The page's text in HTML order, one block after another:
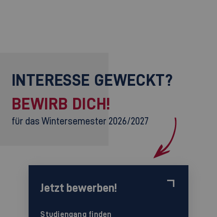
INTERESSE GEWECKT?
BEWIRB DICH!
für das Wintersemester 2026/2027
Jetzt bewerben!
Studiengang finden